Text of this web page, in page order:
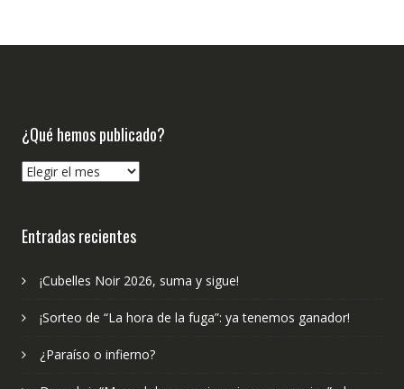
¿Qué hemos publicado?
¿Qué
Entradas recientes
¡Cubelles Noir 2026, suma y sigue!
¡Sorteo de “La hora de la fuga”: ya tenemos ganador!
¿Paraíso o infierno?